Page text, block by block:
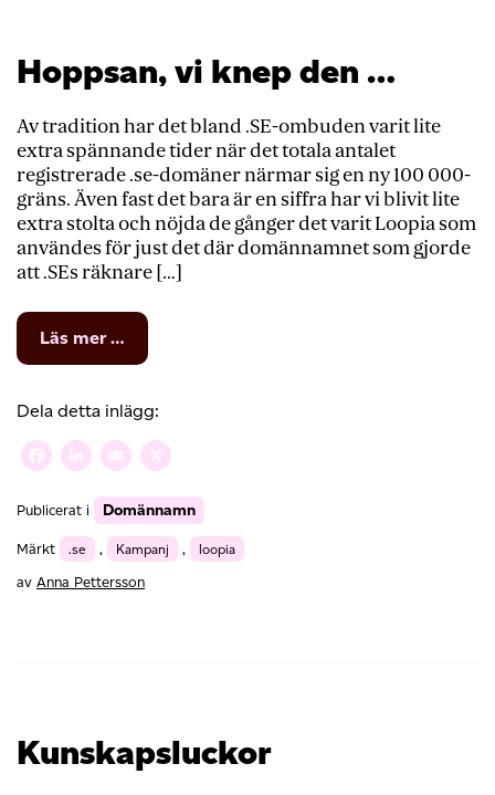
Hoppsan, vi knep den …
Av tradition har det bland .SE-ombuden varit lite
extra spännande tider när det totala antalet
registrerade .se-domäner närmar sig en ny 100 000-
gräns. Även fast det bara är en siffra har vi blivit lite
extra stolta och nöjda de gånger det varit Loopia som
användes för just det där domännamnet som gjorde
att .SEs räknare […]
Läs mer …
Hoppsan,
knep
den
…
Dela detta inlägg:
Facebook
LinkedIn
Email
Publicerat i Domännamn
Märkt .se , Kampanj ,
loopia
av Anna Pettersson
Kunskapsluckor